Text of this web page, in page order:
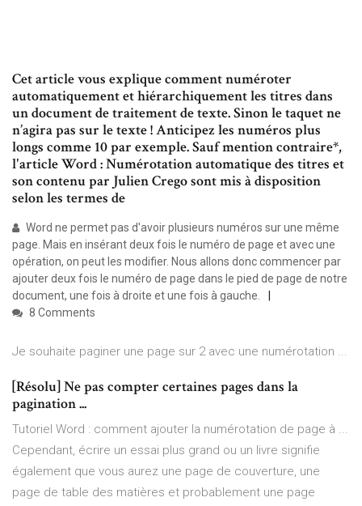
Cet article vous explique comment numéroter
automatiquement et hiérarchiquement les titres dans
un document de traitement de texte. Sinon le taquet ne
n’agira pas sur le texte ! Anticipez les numéros plus
longs comme 10 par exemple. Sauf mention contraire*,
l'article Word : Numérotation automatique des titres et
son contenu par Julien Crego sont mis à disposition
selon les termes de
Word ne permet pas d'avoir plusieurs numéros sur une même
page. Mais en insérant deux fois le numéro de page et avec une
opération, on peut les modifier. Nous allons donc commencer par
ajouter deux fois le numéro de page dans le pied de page de notre
document, une fois à droite et une fois à gauche.
8 Comments
Je souhaite paginer une page sur 2 avec une numérotation ...
[Résolu] Ne pas compter certaines pages dans la
pagination ...
Tutoriel Word : comment ajouter la numérotation de page à ...
Cependant, écrire un essai plus grand ou un livre signifie
également que vous aurez une page de couverture, une
page de table des matières et probablement une page